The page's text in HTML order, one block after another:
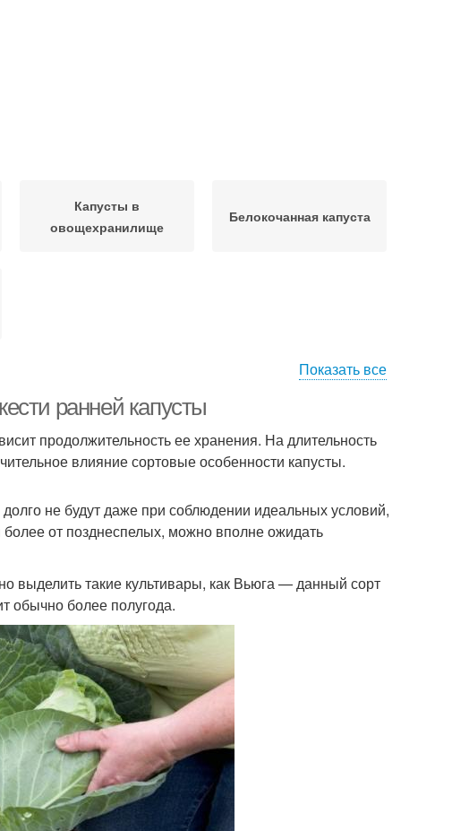
Капусты в
овощехранилище
Белокочанная капуста
Показать все
ранней капусты
продолжительность ее хранения. На длительность
влияние сортовые особенности капусты.
не будут даже при соблюдении идеальных условий,
от позднеспелых, можно вполне ожидать
выделить такие культивары, как Вьюга — данный сорт
обычно более полугода.